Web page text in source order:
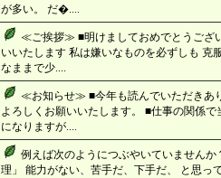
が多い。 だ�....
≪ご挨拶≫ ■明けましておめでとうご
いいたします 私は嫌いなものを必ずしも 克
なままで少....
≪お知らせ≫ ■今年も読んでいただき
よろしくお願いいたします。 ■仕事の関係
になりますが....
例えば次のようにつぶやいていません
理」 能力がない、苦手だ、下手だ、 と思っ